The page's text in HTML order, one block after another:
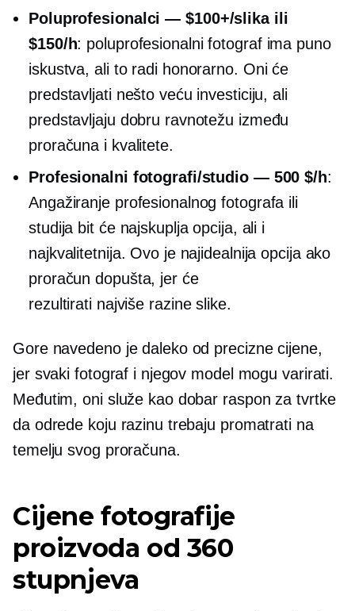
Poluprofesionalci — $100+/slika ili
$150/h: poluprofesionalnifotograf ima puno
iskustva, ali to radi honorarno. Oni će
predstavljati nešto veću investiciju, ali
predstavljaju dobru ravnotežu između
proračuna i kvalitete.
Profesionalni fotografi/studio — 500 $/h:
Angažiranje profesionalnog fotografa ili
studija bit će najskuplja opcija, ali i
najkvalitetnija. Ovo je najidealnija opcija ako
proračun dopušta, jer će
rezultirati najviše razineslike.
Gore navedeno je daleko od precizne cijene,
jer svaki fotograf i njegov model mogu varirati.
Međutim, oni služe kao dobar raspon za tvrtke
da odrede koju razinu trebaju promatrati na
temelju svog proračuna.
Cijene fotografije
proizvoda od 360
stupnjeva